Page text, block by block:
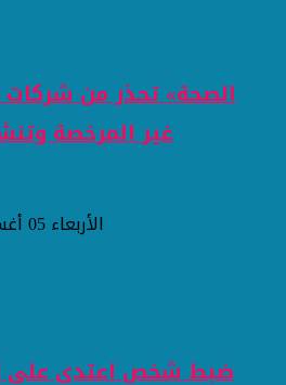
غير المرخصة
الأربعاء 05 أغسطس 2026 04:37 مساءً
ضبط شخص اعتدى على